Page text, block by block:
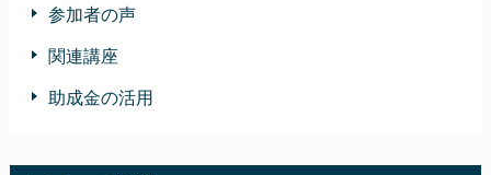
参加者の声
関連講座
助成金の活用